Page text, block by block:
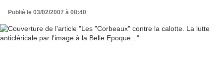
Publié le 03/02/2007 à 08:40